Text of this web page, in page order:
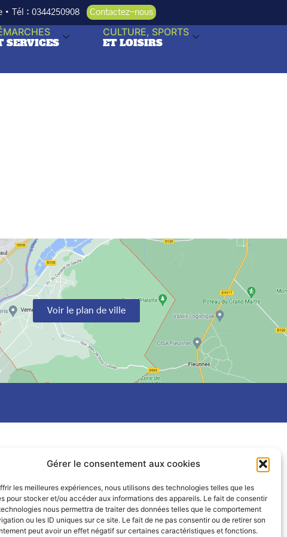
Gérer le consentement aux cookies
les meilleures expériences, nous utilisons des technologies telles que les
pour stocker et/ou accéder aux informations des appareils. Le fait de consentir
nous permettra de traiter des données telles que le comportement
ou les ID uniques sur ce site. Le fait de ne pas consentir ou de retirer son
peut avoir un effet négatif sur certaines caractéristiques et fonctions.
• Tél : 0344250908 Contactez-nous
SERVICES
CULTURE, SPORTS
ET LOISIRS
Voir le plan de ville